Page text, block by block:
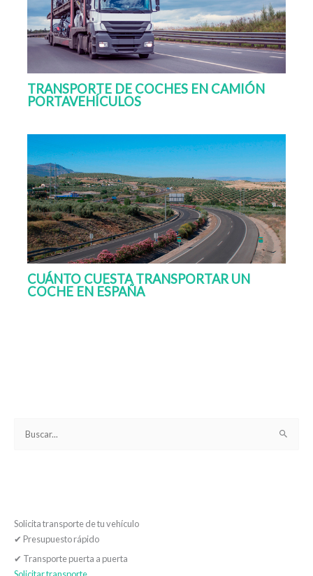
TRANSPORTE DE COCHES EN CAMIÓN
PORTAVEHÍCULOS
CUÁNTO CUESTA TRANSPORTAR UN
COCHE EN ESPAÑA
r
p
o
Solicita transporte de tu vehículo
✔ Presupuesto rápido
✔ Transporte puerta a puerta